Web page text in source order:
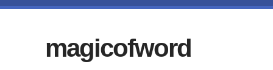
magicofword